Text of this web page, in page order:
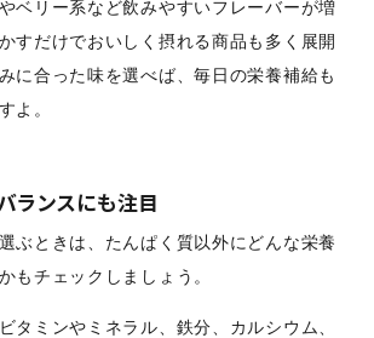
ベリー系など飲みやすいフレーバーが増
すだけでおいしく摂れる商品も多く展開
に合った味を選べば、毎日の栄養補給も
よ。
ランスにも注目
ぶときは、たんぱく質以外にどんな栄養
もチェックしましょう。
タミンやミネラル、鉄分、カルシウム、